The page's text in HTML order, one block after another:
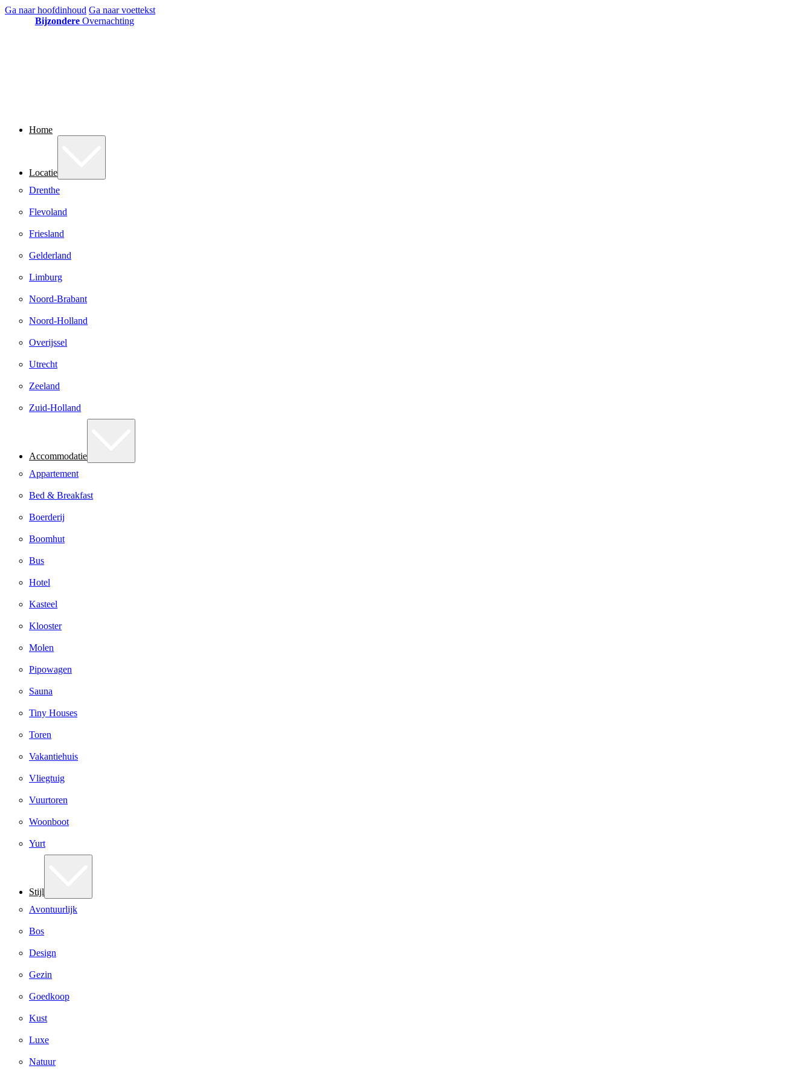
Ga naar hoofdinhoud Ga naar voettekst
Bijzondere Overnachting
Home
Locatie
Drenthe
Flevoland
Friesland
Gelderland
Limburg
Noord-Brabant
Noord-Holland
Overijssel
Utrecht
Zeeland
Zuid-Holland
Accommodatie
Appartement
Bed & Breakfast
Boerderij
Boomhut
Bus
Hotel
Kasteel
Klooster
Molen
Pipowagen
Sauna
Tiny Houses
Toren
Vakantiehuis
Vliegtuig
Vuurtoren
Woonboot
Yurt
Stijl
Avontuurlijk
Bos
Design
Gezin
Goedkoop
Kust
Luxe
Natuur